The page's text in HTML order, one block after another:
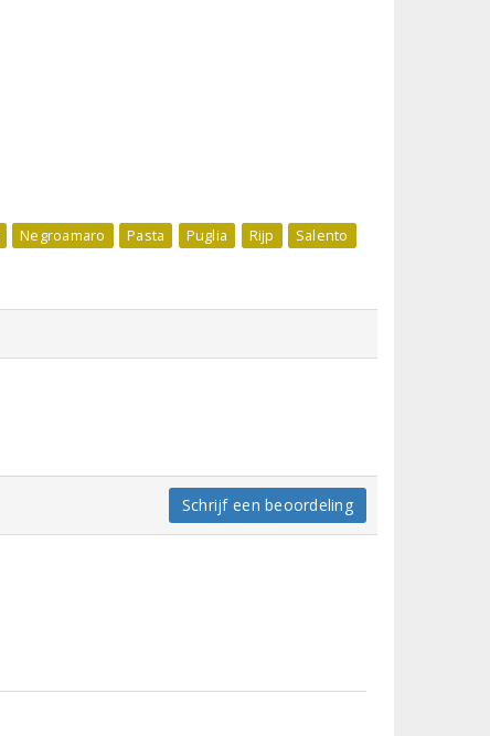
Negroamaro Pasta Puglia Rijp
Salento
Schrijf een beoordeling